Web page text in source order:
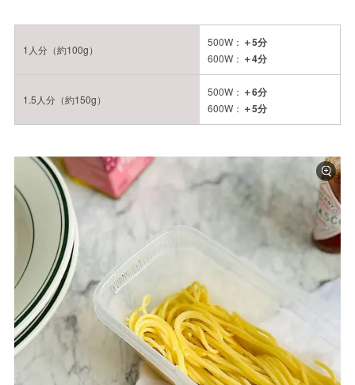
1人分（約100g）
500W： ＋5分
600W： ＋4分
1.5人分（約150g）
500W： ＋6分
600W： ＋5分